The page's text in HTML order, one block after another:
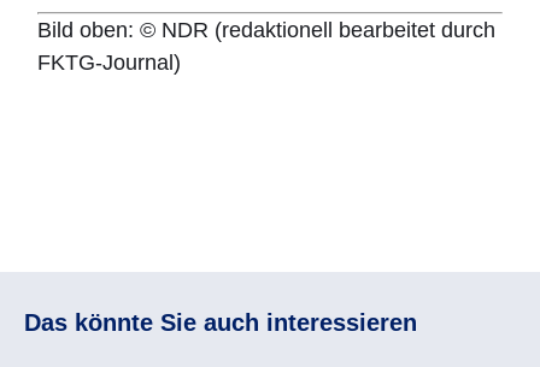
Bild oben: © NDR (redaktionell bearbeitet durch
FKTG-Journal)
Das könnte Sie auch interessieren